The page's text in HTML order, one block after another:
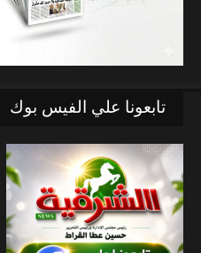
تابعونا علي الفيس بوك